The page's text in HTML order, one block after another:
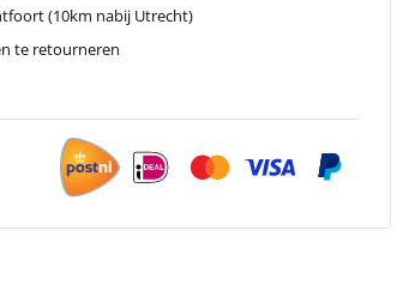
(10km nabij Utrecht)
te retourneren